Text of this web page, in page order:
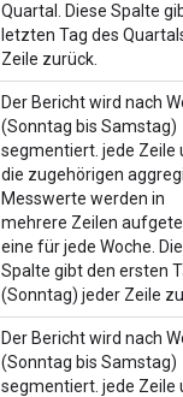
Quartal. Diese Spalte
letzten Tag des
Zeile zurück.
Der Bericht wird nach
(Sonntag bis Samstag)
segmentiert. jede Zeile
die zugehörigen
Messwerte werden in
mehrere Zeilen
eine für jede Woche.
Spalte gibt den ersten
(Sonntag) jeder Zeile
Der Bericht wird nach
(Sonntag bis Samstag)
segmentiert. jede Zeile